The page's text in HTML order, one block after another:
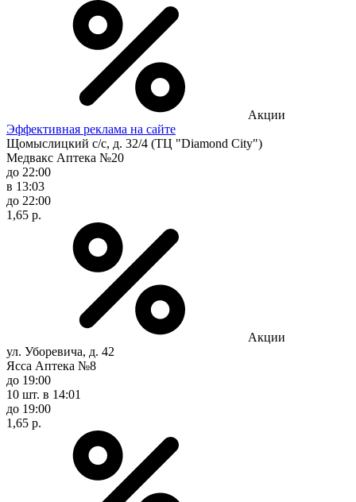
Акции
Эффективная реклама на сайте
Щомыслицкий с/с, д. 32/4 (ТЦ "Diamond City")
Медвакс Аптека №20
до 22:00
в 13:03
до 22:00
1,65 р.
Акции
ул. Уборевича, д. 42
Ясса Аптека №8
до 19:00
10 шт. в 14:01
до 19:00
1,65 р.